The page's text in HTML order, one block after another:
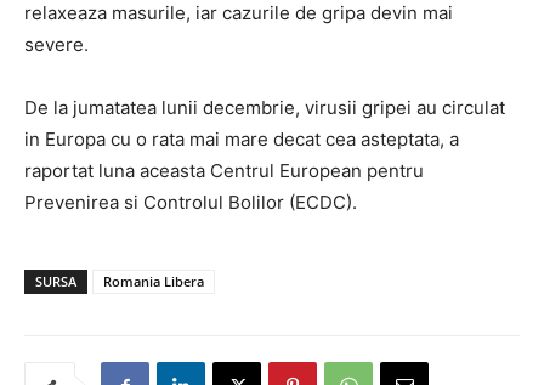
relaxeaza masurile, iar cazurile de gripa devin mai
severe.
De la jumatatea lunii decembrie, virusii gripei au circulat
in Europa cu o rata mai mare decat cea asteptata, a
raportat luna aceasta Centrul European pentru
Prevenirea si Controlul Bolilor (ECDC).
SURSA Romania Libera